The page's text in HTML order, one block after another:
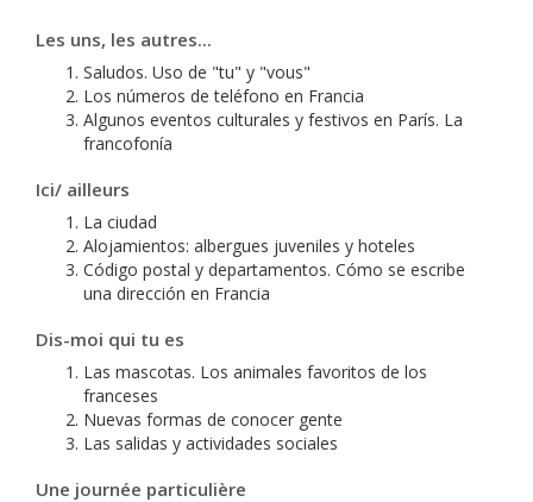
Les uns, les autres...
Saludos. Uso de "tu" y "vous"
Los números de teléfono en Francia
Algunos eventos culturales y festivos en París. La
francofonía
Ici/ ailleurs
La ciudad
Alojamientos: albergues juveniles y hoteles
Código postal y departamentos. Cómo se escribe
una dirección en Francia
Dis-moi qui tu es
Las mascotas. Los animales favoritos de los
franceses
Nuevas formas de conocer gente
Las salidas y actividades sociales
Une journée particulière